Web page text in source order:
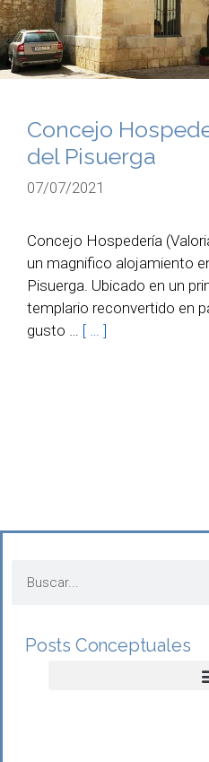
Concejo
del Pisuerga
07/07/2021
Concejo Hospedería
un magnifico alojamiento
Pisuerga. Ubicado en un
templario reconvertido en
gusto … [ … ]
Posts Conceptuales